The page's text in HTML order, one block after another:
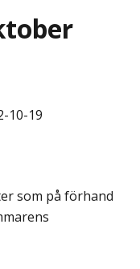
10-19
som på förhand